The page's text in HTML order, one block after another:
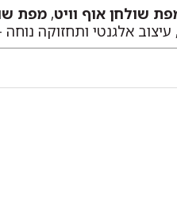
שולחן אוף וויט, מפת
אלגנטי ותחזוקה